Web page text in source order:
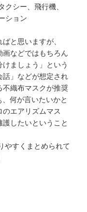
シー、飛行機、
ション
と思いますが、
画などではもちろん
ましょう」という
」などが想定され
不織布マスクが推奨
何が言いたいかと
エアリズムマス
したいということ
やすくまとめられて